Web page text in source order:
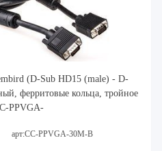
(D-Sub HD15 (male) - D-
ферритовые кольца, тройное
PPVGA-
арт:CC-PPVGA-30M-B